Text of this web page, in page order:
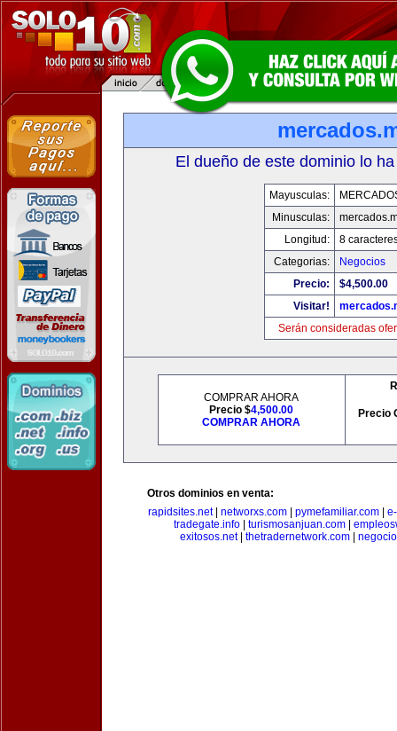
El dueño de este dominio lo
Mayusculas:
Minusculas:
Longitud:
8
Categorias:
Negocios
Precio:
$4,500.00
Visitar!
Serán consideradas
COMPRAR AHORA
Precio $4,500.00
COMPRAR AHORA
Precio
Otros dominios en venta:
rapidsites.net| networxs.com| pymefamiliar.com|
tradegate.info| turismosanjuan.com|
exitosos.net| thetradernetwork.com|